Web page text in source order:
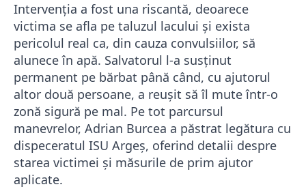
Intervenția a fost una riscantă, deoarece
victima se afla pe taluzul lacului și exista
pericolul real ca, din cauza convulsiilor, să
alunece în apă. Salvatorul l-a susținut
permanent pe bărbat până când, cu ajutorul
altor două persoane, a reușit să îl mute într-o
zonă sigură pe mal. Pe tot parcursul
manevrelor, Adrian Burcea a păstrat legătura cu
dispeceratul ISU Argeș, oferind detalii despre
starea victimei și măsurile de prim ajutor
aplicate.